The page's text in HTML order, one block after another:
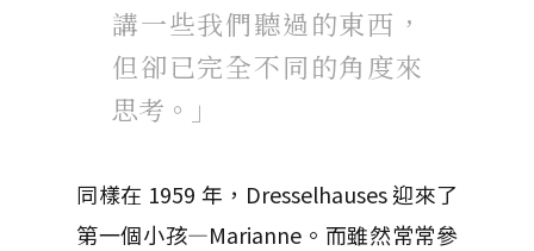
講一些我們聽過的東西，
但卻已完全不同的角度來
思考。」
同樣在 1959 年，Dresselhauses 迎來了
第一個小孩—Marianne。而雖然常常參